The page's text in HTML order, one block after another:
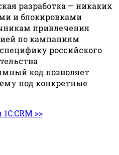
разработка — никаких
и блокировками
привлечения
по кампаниям
российского
код позволяет
под конкретные
>>